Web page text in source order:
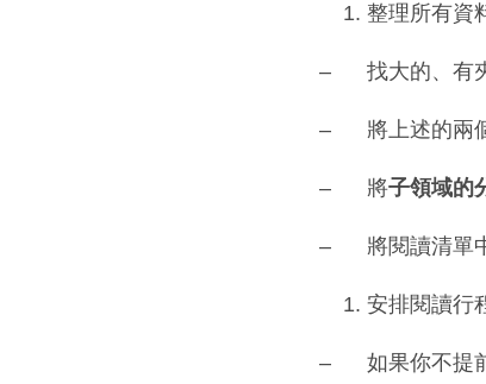
整理所有資
– 找大的、有夾
– 將上述的兩個
– 將子領域的
– 將閱讀清單中
安排閱讀行
– 如果你不提前